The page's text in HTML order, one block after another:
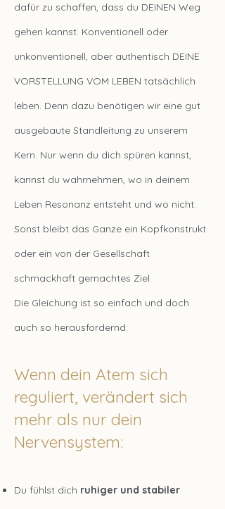
dafür zu schaffen, dass du DEINEN Weg
gehen kannst. Konventionell oder
unkonventionell, aber authentisch DEINE
VORSTELLUNG VOM LEBEN tatsächlich
leben. Denn dazu benötigen wir eine gut
ausgebaute Standleitung zu unserem
Kern. Nur wenn du dich spüren kannst,
kannst du wahrnehmen, wo in deinem
Leben Resonanz entsteht und wo nicht.
Sonst bleibt das Ganze ein Kopfkonstrukt
oder ein von der Gesellschaft
schmackhaft gemachtes Ziel.
Die Gleichung ist so einfach und doch
auch so herausfordernd:
Wenn dein Atem sich
reguliert, verändert sich
mehr als nur dein
Nervensystem:
Du fühlst dich ruhiger und stabiler